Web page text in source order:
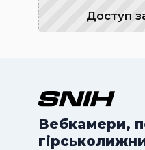
Доступ
Вебкамери,